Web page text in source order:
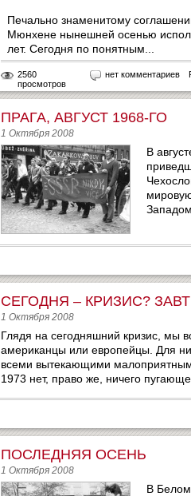
Печально знаменитому
Мюнхене нынешней осенью
лет. Сегодня по понятным...
2560
просмотров
нет комментариев
ПРАГА, АВГУСТ 1968-ГО
1 Октября 2008
В
СЕГОДНЯ – КРИЗИС?
1 Октября 2008
Глядя на сегодняшний кризис, мы
американцы или европейцы. Для
всеми вытекающими
1973 нет, право же, ничего
ПОСЛЕДНЯЯ ОСЕНЬ
1 Октября 2008
В Белом